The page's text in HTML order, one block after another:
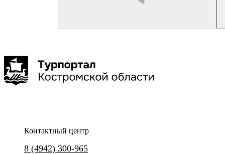
Контактный центр
8 (4942) 300-965